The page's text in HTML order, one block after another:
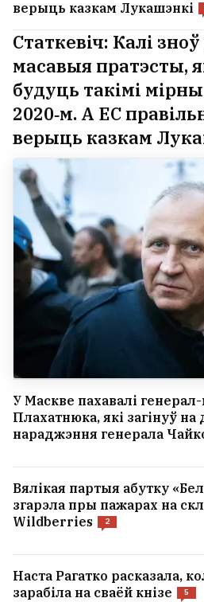
верыць казкам Лукашэнкі
Статкевіч: Калі
масавыя пратэсты,
будуць такімі
2020‑м. А ЕС
верыць казкам
У Маскве пахавалі
Плахатнюка, які загінуў на
нараджэння генерала
Вялікая партыя абутку
згарэла пры пажарах на
Wildberries
2
Наста Рагатко расказала,
зарабіла на сваёй кнізе
5